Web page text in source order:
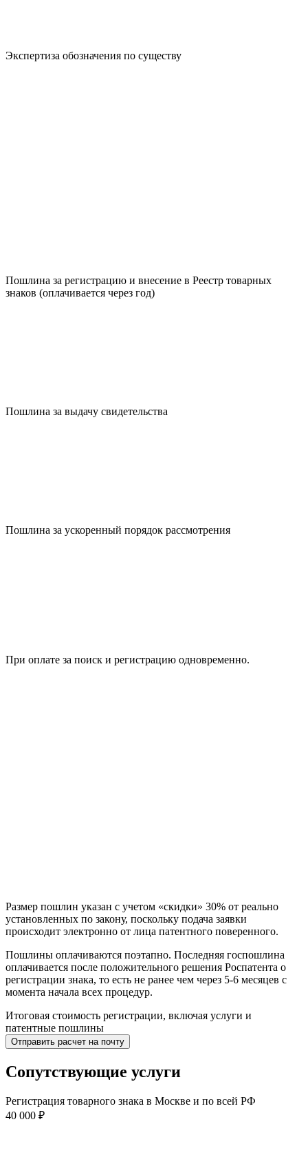
Экспертиза обозначения по существу
Пошлина за регистрацию и внесение в Реестр товарных
знаков (оплачивается через год)
Пошлина за выдачу свидетельства
Пошлина за ускоренный порядок рассмотрения
При оплате за поиск и регистрацию одновременно.
Размер пошлин указан с учетом «скидки» 30% от реально
установленных по закону, поскольку подача заявки
происходит электронно от лица патентного поверенного.
Пошлины оплачиваются поэтапно. Последняя госпошлина
оплачивается после положительного решения Роспатента о
регистрации знака, то есть не ранее чем через 5-6 месяцев с
момента начала всех процедур.
Итоговая стоимость регистрации, включая услуги и
патентные пошлины
Отправить расчет на почту
Сопутствующие услуги
Регистрация товарного знака в Москве и по всей РФ
40 000 ₽